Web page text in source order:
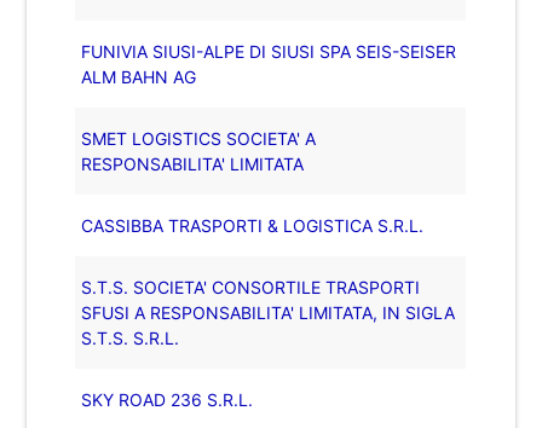
FUNIVIA SIUSI-ALPE DI SIUSI SPA SEIS-SEISER
ALM BAHN AG
SMET LOGISTICS SOCIETA' A
RESPONSABILITA' LIMITATA
CASSIBBA TRASPORTI & LOGISTICA S.R.L.
S.T.S. SOCIETA' CONSORTILE TRASPORTI
SFUSI A RESPONSABILITA' LIMITATA, IN SIGLA
S.T.S. S.R.L.
SKY ROAD 236 S.R.L.